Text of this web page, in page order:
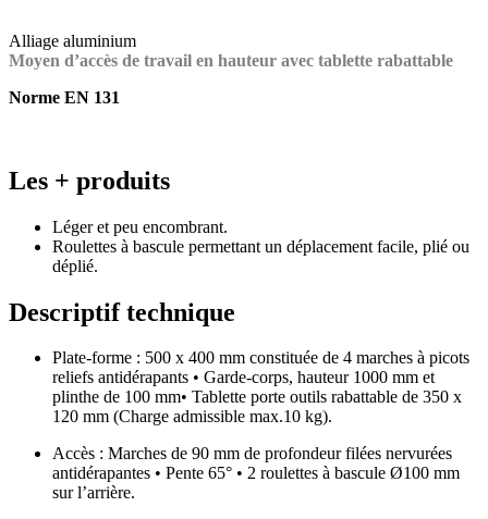
Alliage aluminium
Moyen d’accès de travail en hauteur avec tablette rabattable
Norme EN 131
Les + produits
Léger et peu encombrant.
Roulettes à bascule permettant un déplacement facile, plié ou
déplié.
Descriptif technique
Plate-forme : 500 x 400 mm constituée de 4 marches à picots
reliefs antidérapants • Garde-corps, hauteur 1000 mm et
plinthe de 100 mm• Tablette porte outils rabattable de 350 x
120 mm (Charge admissible max.10 kg).
Accès : Marches de 90 mm de profondeur filées nervurées
antidérapantes • Pente 65° • 2 roulettes à bascule Ø100 mm
sur l’arrière.